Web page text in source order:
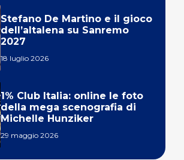
Stefano De Martino e il gioco
dell’altalena su Sanremo
2027
18 luglio 2026
1% Club Italia: online le foto
della mega scenografia di
Michelle Hunziker
29 maggio 2026